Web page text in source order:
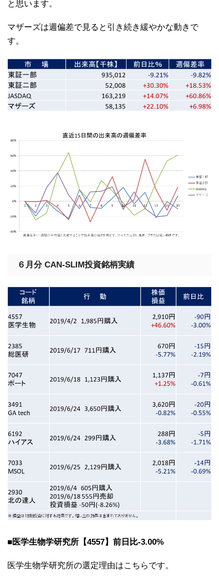
と思います。
マザーズは週偏差で見ると引き続き緩やかな動きで
す。
６月分 CAN-SLIM投資銘柄実績
■医学生物学研究所【4557】前日比-3.00%
医学生物学研究所の選定理由はこちらです。